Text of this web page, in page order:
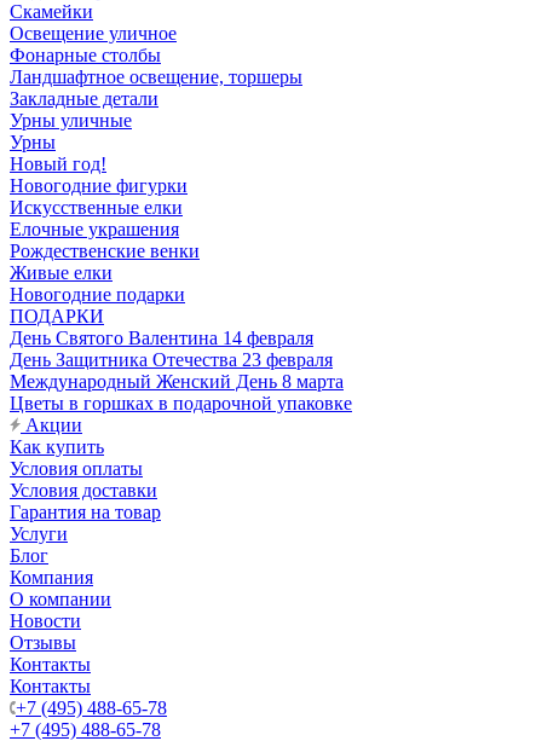
Скамейки
Освещение уличное
Фонарные столбы
Ландшафтное освещение, торшеры
Закладные детали
Урны уличные
Урны
Новый год!
Новогодние фигурки
Искусственные елки
Елочные украшения
Рождественские венки
Живые елки
Новогодние подарки
ПОДАРКИ
День Святого Валентина 14 февраля
День Защитника Отечества 23 февраля
Международный Женский День 8 марта
Цветы в горшках в подарочной упаковке
Акции
Как купить
Условия оплаты
Условия доставки
Гарантия на товар
Услуги
Блог
Компания
О компании
Новости
Отзывы
Контакты
Контакты
+7 (495) 488-65-78
+7 (495) 488-65-78